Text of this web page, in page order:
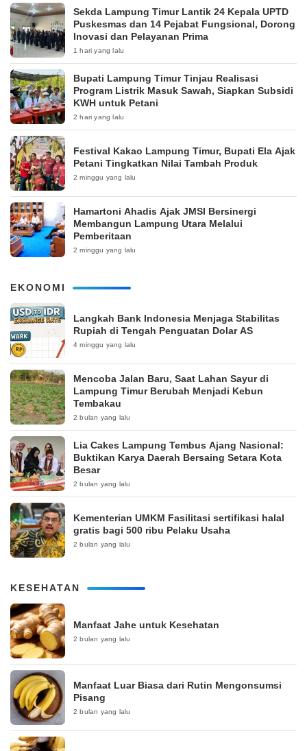
‎Sekda Lampung Timur Lantik 24 Kepala UPTD
Puskesmas dan 14 Pejabat Fungsional, Dorong
Inovasi dan Pelayanan Prima
1 hari yang lalu
Bupati Lampung Timur Tinjau Realisasi
Program Listrik Masuk Sawah, Siapkan Subsidi
KWH untuk Petani
2 hari yang lalu
‎Festival Kakao Lampung Timur, Bupati Ela Ajak
Petani Tingkatkan Nilai Tambah Produk
2 minggu yang lalu
Hamartoni Ahadis Ajak JMSI Bersinergi
Membangun Lampung Utara Melalui
Pemberitaan
2 minggu yang lalu
EKONOMI
Langkah Bank Indonesia Menjaga Stabilitas
Rupiah di Tengah Penguatan Dolar AS
4 minggu yang lalu
Mencoba Jalan Baru, Saat Lahan Sayur di
Lampung Timur Berubah Menjadi Kebun
Tembakau
2 bulan yang lalu
Lia Cakes Lampung Tembus Ajang Nasional:
Buktikan Karya Daerah Bersaing Setara Kota
Besar
2 bulan yang lalu
Kementerian UMKM Fasilitasi sertifikasi halal
gratis bagi 500 ribu Pelaku Usaha
2 bulan yang lalu
KESEHATAN
Manfaat Jahe untuk Kesehatan
2 bulan yang lalu
Manfaat Luar Biasa dari Rutin Mengonsumsi
Pisang
2 bulan yang lalu